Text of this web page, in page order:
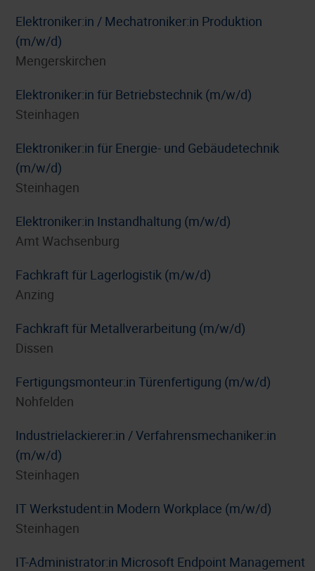
Elektroniker:in / Mechatroniker:in Produktion
(m/w/d)
Mengerskirchen
Elektroniker:in für Betriebstechnik (m/w/d)
Steinhagen
Elektroniker:in für Energie- und Gebäudetechnik
(m/w/d)
Steinhagen
Elektroniker:in Instandhaltung (m/w/d)
Amt Wachsenburg
Fachkraft für Lagerlogistik (m/w/d)
Anzing
Fachkraft für Metallverarbeitung (m/w/d)
Dissen
Fertigungsmonteur:in Türenfertigung (m/w/d)
Nohfelden
Industrielackierer:in / Verfahrensmechaniker:in
(m/w/d)
Steinhagen
IT Werkstudent:in Modern Workplace (m/w/d)
Steinhagen
IT-Administrator:in Microsoft Endpoint Management